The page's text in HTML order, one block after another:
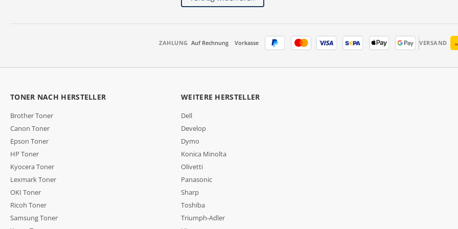
ZAHLUNG Auf Rechnung Vorkasse VERSAND
TONER NACH HERSTELLER
Brother Toner
Canon Toner
Epson Toner
HP Toner
Kyocera Toner
Lexmark Toner
OKI Toner
Ricoh Toner
Samsung Toner
WEITERE HERSTELLER
Dell
Develop
Dymo
Konica Minolta
Olivetti
Panasonic
Sharp
Toshiba
Triumph-Adler